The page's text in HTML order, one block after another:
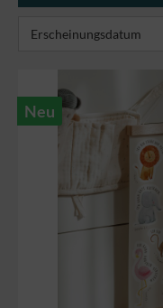
Neu